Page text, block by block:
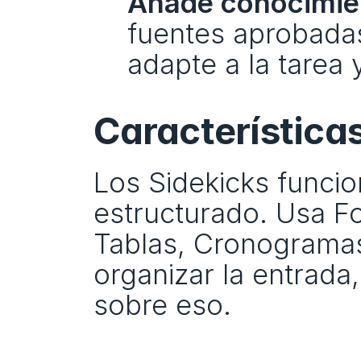
fuentes
adapte a la tarea
Los Sidekicks
estructurado. Usa
Tablas,
organizar la
sobre eso.